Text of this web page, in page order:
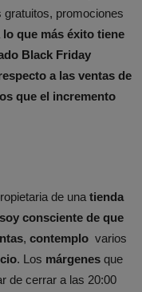
gratuitos, promociones
lo que más éxito tiene
Black Friday
a las ventas de
que el incremento
de una tienda
soy consciente de que
, contemplo varios
. Los márgenes que
de cerrar a las 20:00